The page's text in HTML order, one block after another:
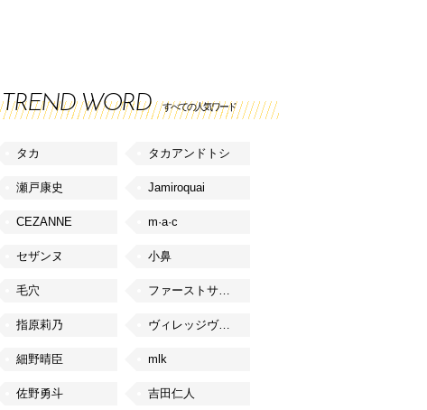
TREND WORD すべての人気ワード
タカ タカアンドトシ
瀬戸康史 Jamiroquai
CEZANNE m·a·c
セザンヌ 小鼻
毛穴 ファーストサマーウイカ
指原莉乃 ヴィレッジヴァンガード
細野晴臣 mlk
佐野勇斗 吉田仁人